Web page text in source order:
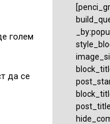
голем
да се